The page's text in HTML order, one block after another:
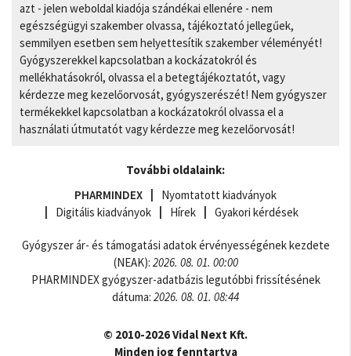
azt - jelen weboldal kiadója szándékai ellenére - nem
egészségügyi szakember olvassa, tájékoztató jellegűek,
semmilyen esetben sem helyettesítik szakember véleményét!
Gyógyszerekkel kapcsolatban a kockázatokról és
mellékhatásokról, olvassa el a betegtájékoztatót, vagy
kérdezze meg kezelőorvosát, gyógyszerészét! Nem gyógyszer
termékekkel kapcsolatban a kockázatokról olvassa el a
használati útmutatót vagy kérdezze meg kezelőorvosát!
További oldalaink:
PHARMINDEX
Nyomtatott kiadványok
Digitális kiadványok
Hírek Gyakori kérdések
Gyógyszer ár- és támogatási adatok érvényességének kezdete
(NEAK): 2026. 08. 01. 00:00
PHARMINDEX gyógyszer-adatbázis legutóbbi frissítésének
dátuma: 2026. 08. 01. 08:44
© 2010-2026 Vidal Next Kft.
Minden jog fenntartva